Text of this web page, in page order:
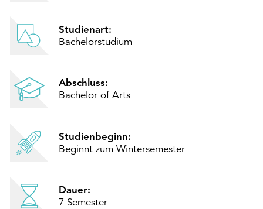
Studienart:
Bachelorstudium
Abschluss:
Bachelor of Arts
Studienbeginn:
Beginnt zum Wintersemester
Dauer:
7 Semester